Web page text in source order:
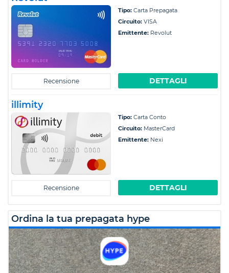
Tipo: Carta Prepagata
Circuito: VISA
Emittente: Revolut
Recensione DETTAGLI
illimity
Tipo: Carta Conto
Circuito: MasterCard
Emittente: Nexi
Recensione DETTAGLI
Ordina la tua prepagata hype